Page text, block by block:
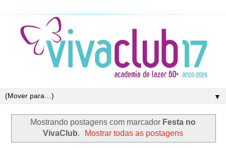
▼
Mostrando postagens com marcador Festa no
VivaClub. Mostrar todas as postagens